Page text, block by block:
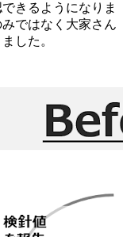
きるようになりま
ではなく大家さん
した。